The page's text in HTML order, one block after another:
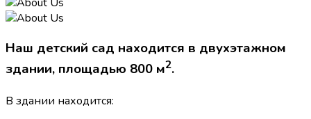
Наш детский сад находится в двухэтажном
здании, площадью 800 м2.
В здании находится: